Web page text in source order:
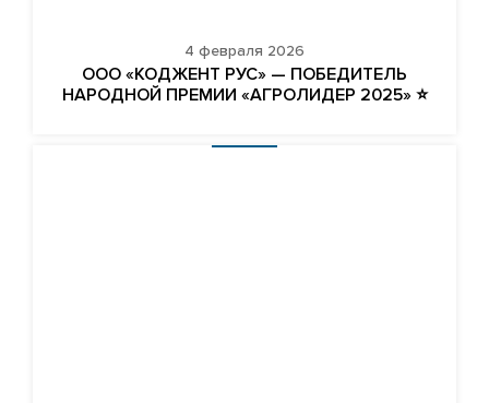
4 февраля 2026
ООО «КОДЖЕНТ РУС» — ПОБЕДИТЕЛЬ
НАРОДНОЙ ПРЕМИИ «АГРОЛИДЕР 2025» ⭐️